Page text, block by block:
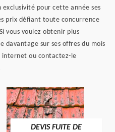
pour cette année ses
prix défiant toute concurrence
vous voulez obtenir plus
davantage sur ses offres du mois
internet ou contactez-le
DEVIS FUITE DE